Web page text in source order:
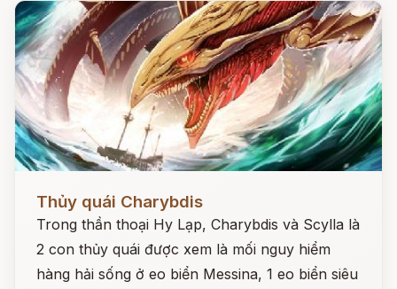
Thủy quái Charybdis
Trong thần thoại Hy Lạp, Charybdis và Scylla là
2 con thủy quái được xem là mối nguy hiểm
hàng hải sống ở eo biển Messina, 1 eo biển siêu